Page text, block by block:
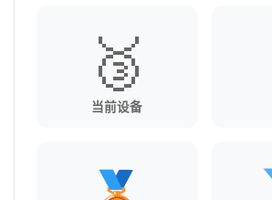
🥉
当前设备